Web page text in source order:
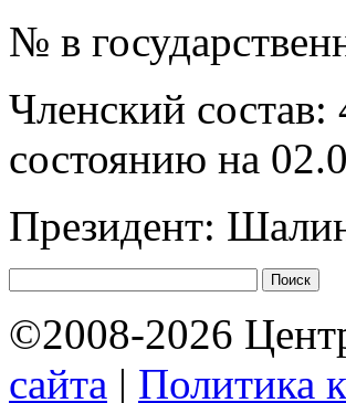
№ в
Членский
состоянию на
Президент:
©2008-2026
сайта | Политика